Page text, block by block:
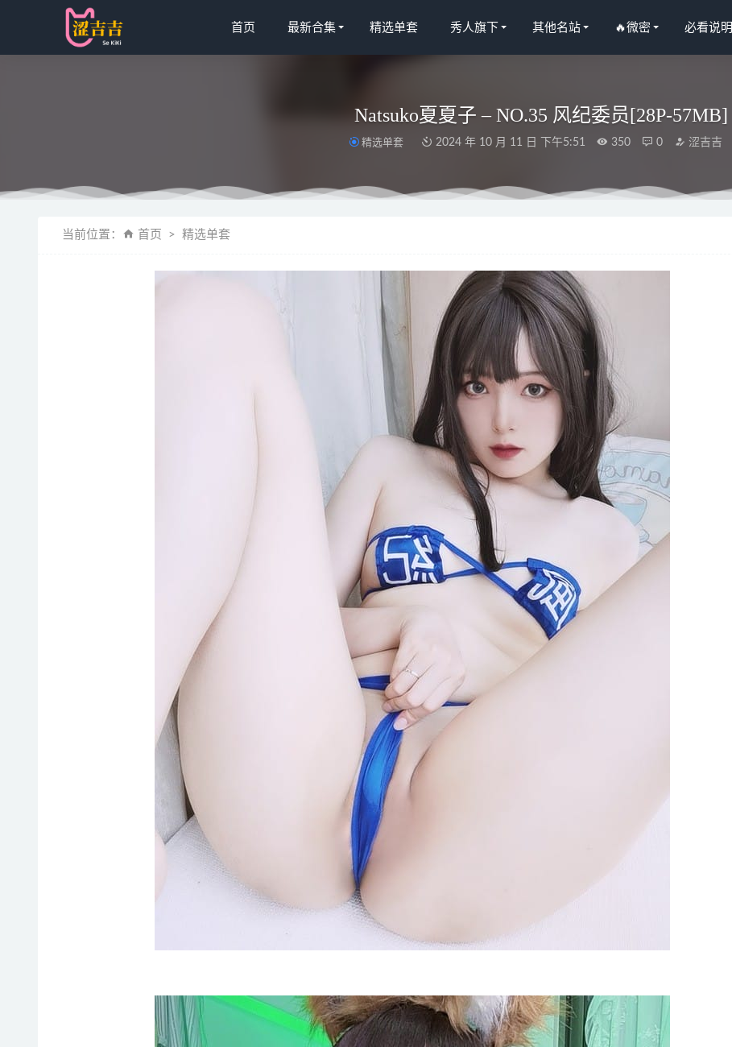
首页 最新合集 精选单套 秀人旗下 其他名站 🔥微密 必看说明
Natsuko夏夏子 – NO.35 风纪委员[28P-57MB]
精选单套 2024 年 10 月 11 日 下午5:51 350 0 涩吉吉
当前位置： 首页 精选单套
樱晚gigi – NO.87 橙色的光[20P-194MB] 2023-01-26
三刀刀miido – NO.23 魔太郎小恶魔[33P-443M] 2024-07-03
[Ugirls尤果网]爱尤物 2022.05.27 No.2333 水水[35P] 2023-01-17